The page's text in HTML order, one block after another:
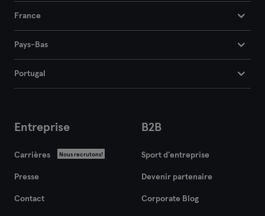
France
Pays-Bas
Portugal
Entreprise
Carrières Nous recrutons!
Presse
Contact
B2B
Sport d'entreprise
Devenir partenaire
Corporate Blog